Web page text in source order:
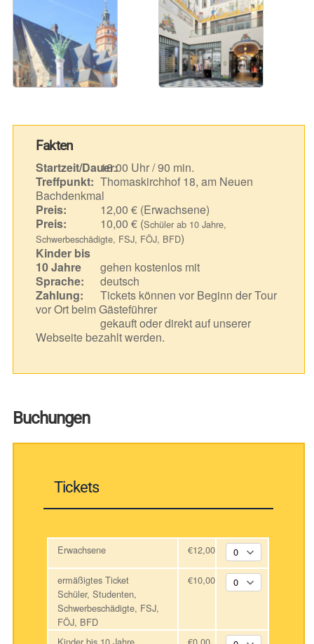
Fakten
Startzeit/Dauer:16.00 Uhr / 90 min.
Treffpunkt: Thomaskirchhof 18, am Neuen
Bachdenkmal
Preis:
12,00 € (Erwachsene)
Preis:
10,00 € (Schüler ab 10 Jahre,
Schwerbeschädigte, FSJ, FÖJ, BFD)
Kinder bis
10 Jahre
gehen kostenlos mit
Sprache:
deutsch
Zahlung:
Tickets können vor Beginn der Tour
vor Ort beim Gästeführer
gekauft oder direkt auf unserer
Webseite bezahlt werden.
Buchungen
Tickets
Erwachsene €12,00
ermäßigtes Ticket
Schüler, Studenten,
Schwerbeschädigte, FSJ,
FÖJ, BFD
€10,00